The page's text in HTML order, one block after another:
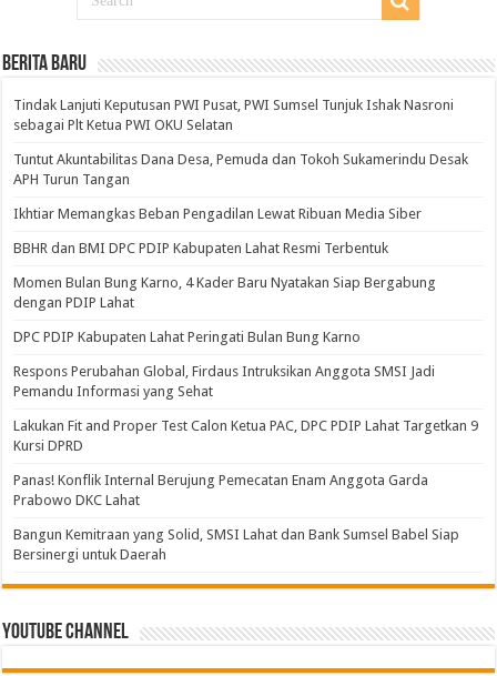
BERITA BARU
Tindak Lanjuti Keputusan PWI Pusat, PWI Sumsel Tunjuk Ishak Nasroni
sebagai Plt Ketua PWI OKU Selatan
Tuntut Akuntabilitas Dana Desa, Pemuda dan Tokoh Sukamerindu Desak
APH Turun Tangan
Ikhtiar Memangkas Beban Pengadilan Lewat Ribuan Media Siber
BBHR dan BMI DPC PDIP Kabupaten Lahat Resmi Terbentuk
Momen Bulan Bung Karno, 4 Kader Baru Nyatakan Siap Bergabung
dengan PDIP Lahat
DPC PDIP Kabupaten Lahat Peringati Bulan Bung Karno
Respons Perubahan Global, Firdaus Intruksikan Anggota SMSI Jadi
Pemandu Informasi yang Sehat
Lakukan Fit and Proper Test Calon Ketua PAC, DPC PDIP Lahat Targetkan 9
Kursi DPRD
Panas! Konflik Internal Berujung Pemecatan Enam Anggota Garda
Prabowo DKC Lahat
Bangun Kemitraan yang Solid, SMSI Lahat dan Bank Sumsel Babel Siap
Bersinergi untuk Daerah
Youtube Channel